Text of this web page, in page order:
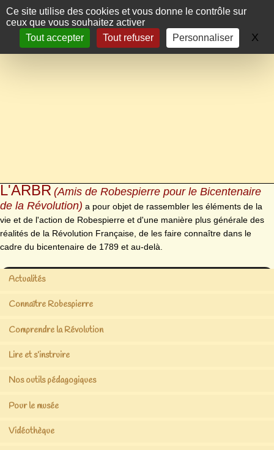
Panneau de gestion des cookies
Ce site utilise des cookies et vous donne le contrôle sur
ceux que vous souhaitez activer
Tout accepter
Tout refuser Personnaliser X
L'ARBR (Amis de Robespierre pour le Bicentenaire
de la Révolution) a pour objet de rassembler les éléments de la
vie et de l'action de Robespierre et d'une manière plus générale des
réalités de la Révolution Française, de les faire connaître dans le
cadre du bicentenaire de 1789 et au-delà.
Actualités
Connaître Robespierre
Comprendre la Révolution
Lire et s’instruire
Nos outils pédagogiques
Pour le musée
Vidéothèque